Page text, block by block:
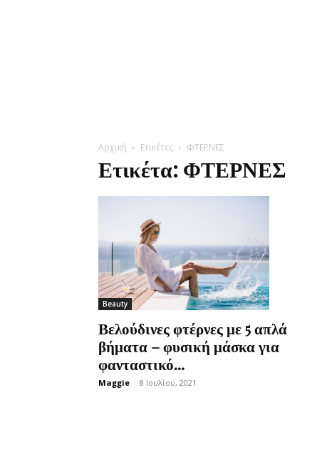
Αρχική Ετικέτες ΦΤΕΡΝΕΣ
Ετικέτα: ΦΤΕΡΝΕΣ
Beauty
Βελούδινες φτέρνες με 5 απλά
βήματα – φυσική μάσκα για
φανταστικό...
Maggie - 8 Ιουλίου, 2021